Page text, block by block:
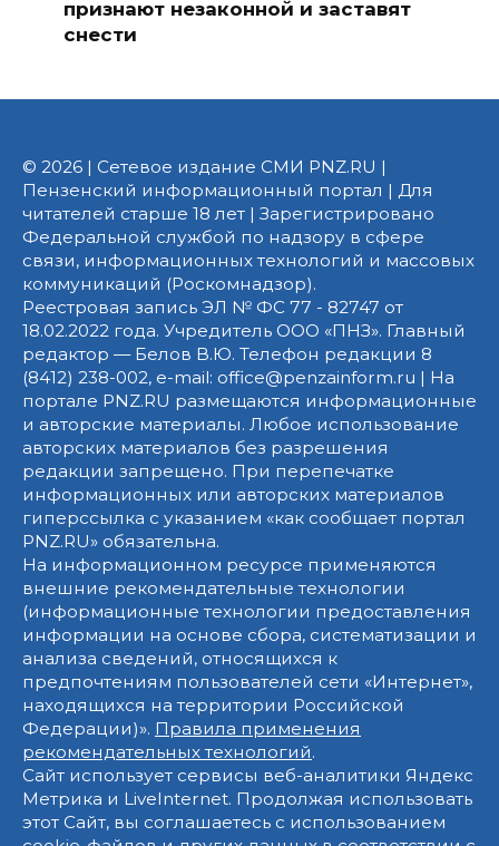
признают незаконной и заставят
снести
© 2026 | Сетевое издание СМИ PNZ.RU |
Пензенский информационный портал | Для
читателей старше 18 лет | Зарегистрировано
Федеральной службой по надзору в сфере
связи, информационных технологий и массовых
коммуникаций (Роскомнадзор).
Реестровая запись ЭЛ № ФС 77 - 82747 от
18.02.2022 года. Учредитель ООО «ПНЗ». Главный
редактор — Белов В.Ю. Телефон редакции 8
(8412) 238-002, e-mail: office@penzainform.ru | На
портале PNZ.RU размещаются информационные
и авторские материалы. Любое использование
авторских материалов без разрешения
редакции запрещено. При перепечатке
информационных или авторских материалов
гиперссылка с указанием «как сообщает портал
PNZ.RU» обязательна.
На информационном ресурсе применяются
внешние рекомендательные технологии
(информационные технологии предоставления
информации на основе сбора, систематизации и
анализа сведений, относящихся к
предпочтениям пользователей сети «Интернет»,
находящихся на территории Российской
Федерации)». Правила применения
рекомендательных технологий.
Сайт использует сервисы веб-аналитики Яндекс
Метрика и LiveInternet. Продолжая использовать
этот Сайт, вы соглашаетесь с использованием